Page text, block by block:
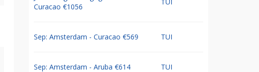
Curacao €1056
Sep: Amsterdam - Curacao €569 TUI
Sep: Amsterdam - Aruba €614 TUI